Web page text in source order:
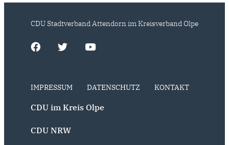
CDU Stadtverband Attendorn im Kreisverband Olpe
IMPRESSUM DATENSCHUTZ KONTAKT
CDU im Kreis Olpe
CDU NRW